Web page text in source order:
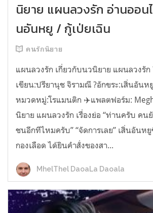
นิยาย แผนลวงรัก อ่านออน
นอันหยู / กู้เป่ยเฉิน
คนรักนิยาย
แผนลวงรัก เกี่ยวกับนวนิยาย แผนลวงรั
เขียน:ปรียานุช จิรามณี ?อักขระ:เสิ่นอัน
หมวดหมู่:โรแมนติก ✈️แพลตฟอร์ม:
นิยาย แผนลวงรัก เรื่องย่อ “ท่านครับ คน
ชนอีกทีไหมครับ” “จัดการเลย” เสิ่นอันห
กองเลือด ได้ยินคำสั่งของสา...
MhelThel DaoaLa Daoala